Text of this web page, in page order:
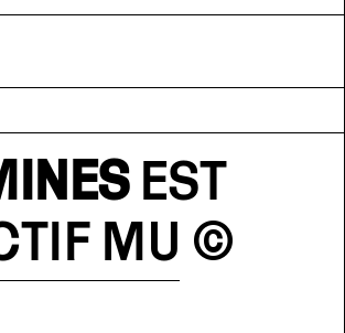
EST
MU ©